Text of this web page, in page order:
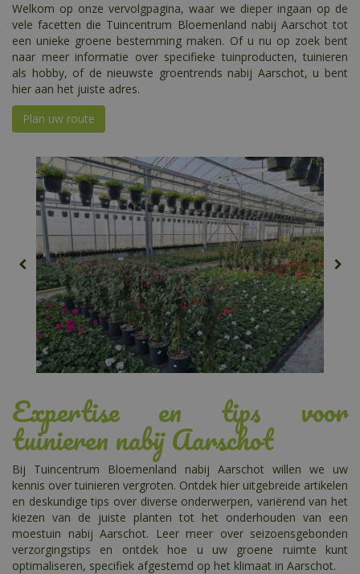
Welkom op onze vervolgpagina, waar we dieper ingaan op de
vele facetten die Tuincentrum Bloemenland nabij Aarschot tot
een unieke groene bestemming maken. Of u nu op zoek bent
naar meer informatie over specifieke tuinproducten, tuinieren
als hobby, of de nieuwste groentrends nabij Aarschot, u bent
hier aan het juiste adres.
Plan uw route
Expertise en tips voor
tuinieren nabij Aarschot
Bij Tuincentrum Bloemenland nabij Aarschot willen we uw
kennis over tuinieren vergroten. Ontdek hier uitgebreide artikelen
en deskundige tips over diverse onderwerpen, variërend van het
kiezen van de juiste planten tot het onderhouden van een
moestuin nabij Aarschot. Leer meer over seizoensgebonden
verzorgingstips en ontdek hoe u uw groene ruimte kunt
optimaliseren, specifiek afgestemd op het klimaat in Aarschot.